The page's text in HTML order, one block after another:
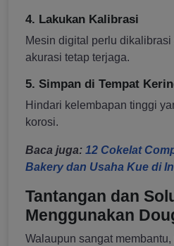
4. Lakukan Kalibrasi
Mesin digital perlu
akurasi tetap terjaga.
5. Simpan di Tempat
Hindari kelembapan tinggi
korosi.
Baca juga: 12 Cokelat
Bakery dan Usaha Kue di
Tantangan dan
Menggunakan
Walaupun sangat